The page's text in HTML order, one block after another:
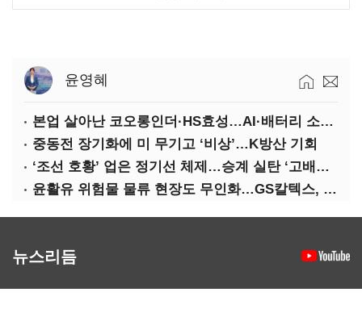
윤영혜
본업 살아난 코오롱인더·HS효성…AI·배터리 소재로 보폭 확대
중동전 장기화에 미 무기고 ‘비상’…K방산 기회
‘조선 호황’ 업은 정기선 체제…승계 실탄 ‘고배당’ 주목
윤활유 위험물 물류 현장도 무인화…GS칼텍스, 디지털 전환 가속
뉴스리듬